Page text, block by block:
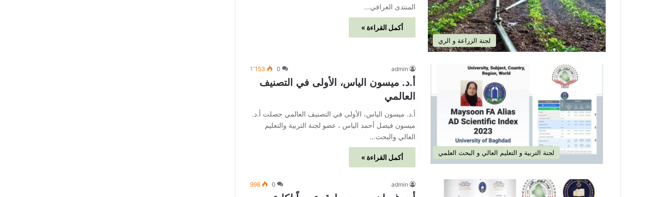
لجنة الزراعة و الري
المنتدى العراقي…
أكمل القراءة »
لجنة التربية و التعليم العالي و البحث العلمي
admin
0 1٬153
أ.د. ميسون الياس، الأولى في التصنيف
العالمي
أ.د. ميسون الياس، الأولى في التصنيف العالمي حصلت أ.د.
ميسون فيصل أحمد الياس ، عضو لجنة التربية والتعليم
العالي والبحث…
أكمل القراءة »
admin
0
998